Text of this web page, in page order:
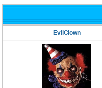
EvilClown